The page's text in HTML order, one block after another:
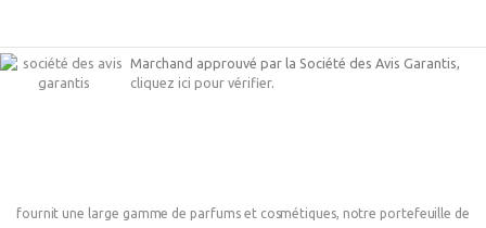
Marchand approuvé par la Société des Avis Garantis,
cliquez ici pour vérifier.
fournit une large gamme de parfums et cosmétiques, notre portefeuille de